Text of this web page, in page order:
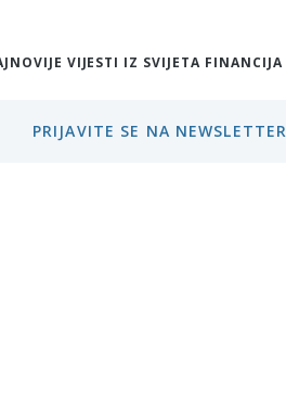
VIJESTI IZ SVIJETA FINANCIJA
PRIJAVITE SE NA NEWSLETTER